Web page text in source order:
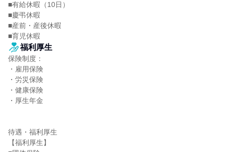
■有給休暇（10日）
■慶弔休暇
■産前・産後休暇
■育児休暇
福利厚生
保険制度：
・雇用保険
・労災保険
・健康保険
・厚生年金
待遇・福利厚生
【福利厚生】